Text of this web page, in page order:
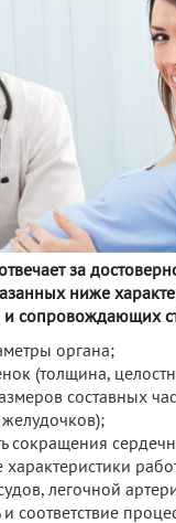
за
ниже
и сопровождающих
органа;
(толщина,
составных
сокращения
характеристики
легочной
соответствие